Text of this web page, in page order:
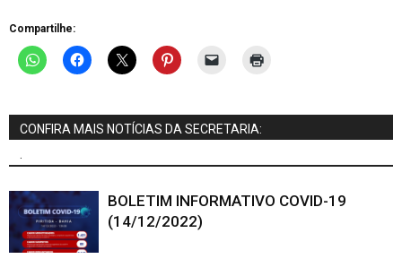
Compartilhe:
CONFIRA MAIS NOTÍCIAS DA SECRETARIA:
BOLETIM INFORMATIVO COVID-19
(14/12/2022)